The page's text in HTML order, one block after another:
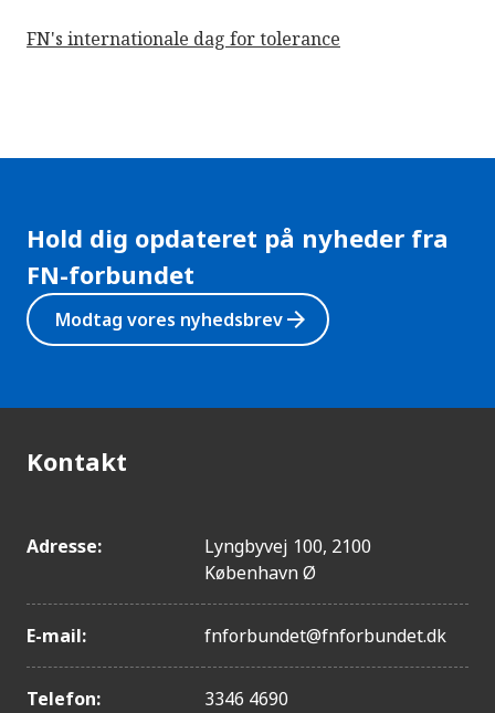
FN's internationale dag for tolerance
Hold dig opdateret på nyheder fra
FN-forbundet
Modtag vores nyhedsbrevarrow_forward
Kontakt
Adresse:
Lyngbyvej 100, 2100
København Ø
E-mail: fnforbundet@fnforbundet.dk
Telefon: 3346 4690